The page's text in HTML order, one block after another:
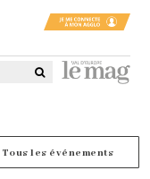
Tous les événements